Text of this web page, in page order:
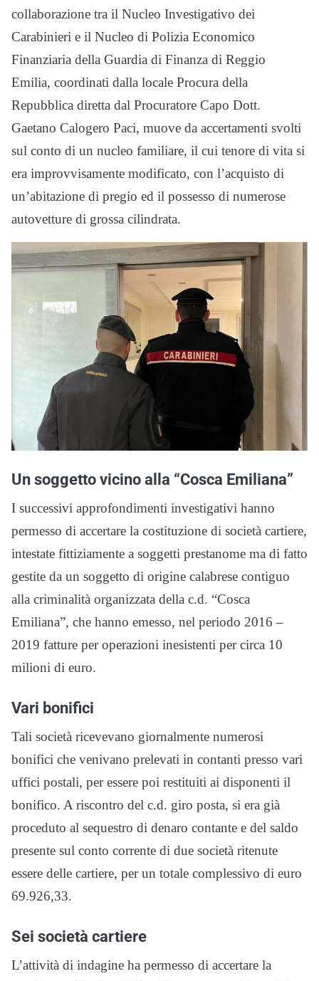
collaborazione tra il Nucleo Investigativo dei
Carabinieri e il Nucleo di Polizia Economico
Finanziaria della Guardia di Finanza di Reggio
Emilia, coordinati dalla locale Procura della
Repubblica diretta dal Procuratore Capo Dott.
Gaetano Calogero Paci, muove da accertamenti svolti
sul conto di un nucleo familiare, il cui tenore di vita si
era improvvisamente modificato, con l’acquisto di
un’abitazione di pregio ed il possesso di numerose
autovetture di grossa cilindrata.
Un soggetto vicino alla “Cosca Emiliana”
I successivi approfondimenti investigativi hanno
permesso di accertare la costituzione di società cartiere,
intestate fittiziamente a soggetti prestanome ma di fatto
gestite da un soggetto di origine calabrese contiguo
alla criminalità organizzata della c.d. “Cosca
Emiliana”, che hanno emesso, nel periodo 2016 –
2019 fatture per operazioni inesistenti per circa 10
milioni di euro.
Vari bonifici
Tali società ricevevano giornalmente numerosi
bonifici che venivano prelevati in contanti presso vari
uffici postali, per essere poi restituiti ai disponenti il
bonifico. A riscontro del c.d. giro posta, si era già
proceduto al sequestro di denaro contante e del saldo
presente sul conto corrente di due società ritenute
essere delle cartiere, per un totale complessivo di euro
69.926,33.
Sei società cartiere
L’attività di indagine ha permesso di accertare la